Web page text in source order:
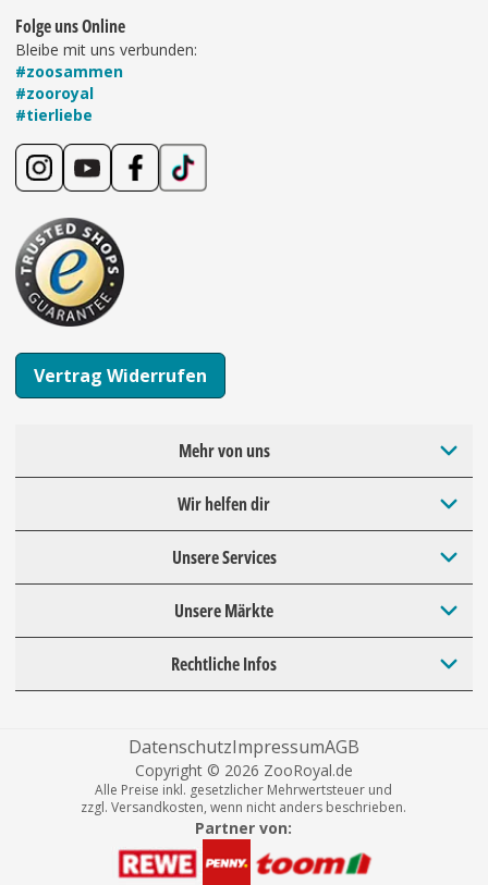
Folge uns Online
Bleibe mit uns verbunden:
#zoosammen
#zooroyal
#tierliebe
Vertrag Widerrufen
Mehr von uns
Wir helfen dir
Unsere Services
Unsere Märkte
Rechtliche Infos
DatenschutzImpressumAGB
Copyright © 2026 ZooRoyal.de
Alle Preise inkl. gesetzlicher Mehrwertsteuer und
zzgl. Versandkosten, wenn nicht anders beschrieben.
Partner von: